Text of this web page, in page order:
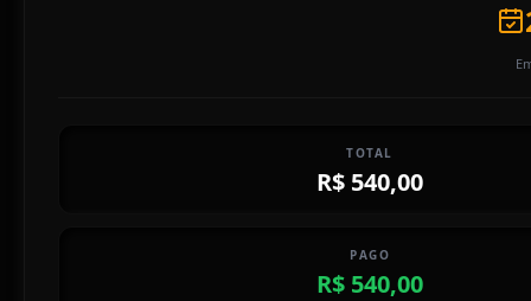
TOTAL
R$ 540,00
PAGO
R$ 540,00